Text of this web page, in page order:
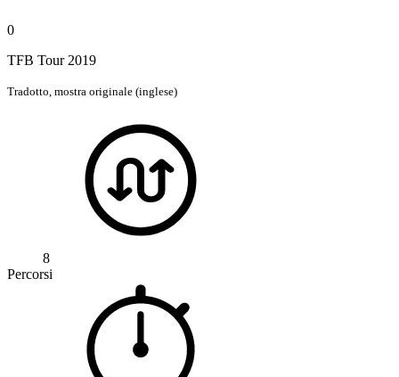
0
TFB Tour 2019
Tradotto, mostra originale (inglese)
8
Percorsi